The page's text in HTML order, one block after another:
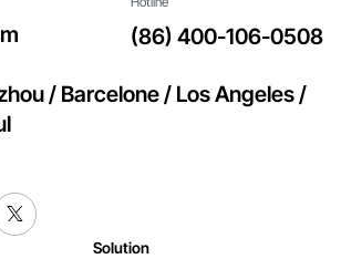
(86) 400-106-0508
/ Barcelone / Los Angeles /
Solution